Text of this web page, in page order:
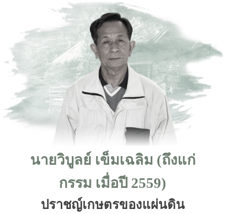
นายวิบูลย์ เข็มเฉลิม (ถึงแก่
กรรม เมื่อปี 2559)
ปราชญ์เกษตรของแผ่นดิน